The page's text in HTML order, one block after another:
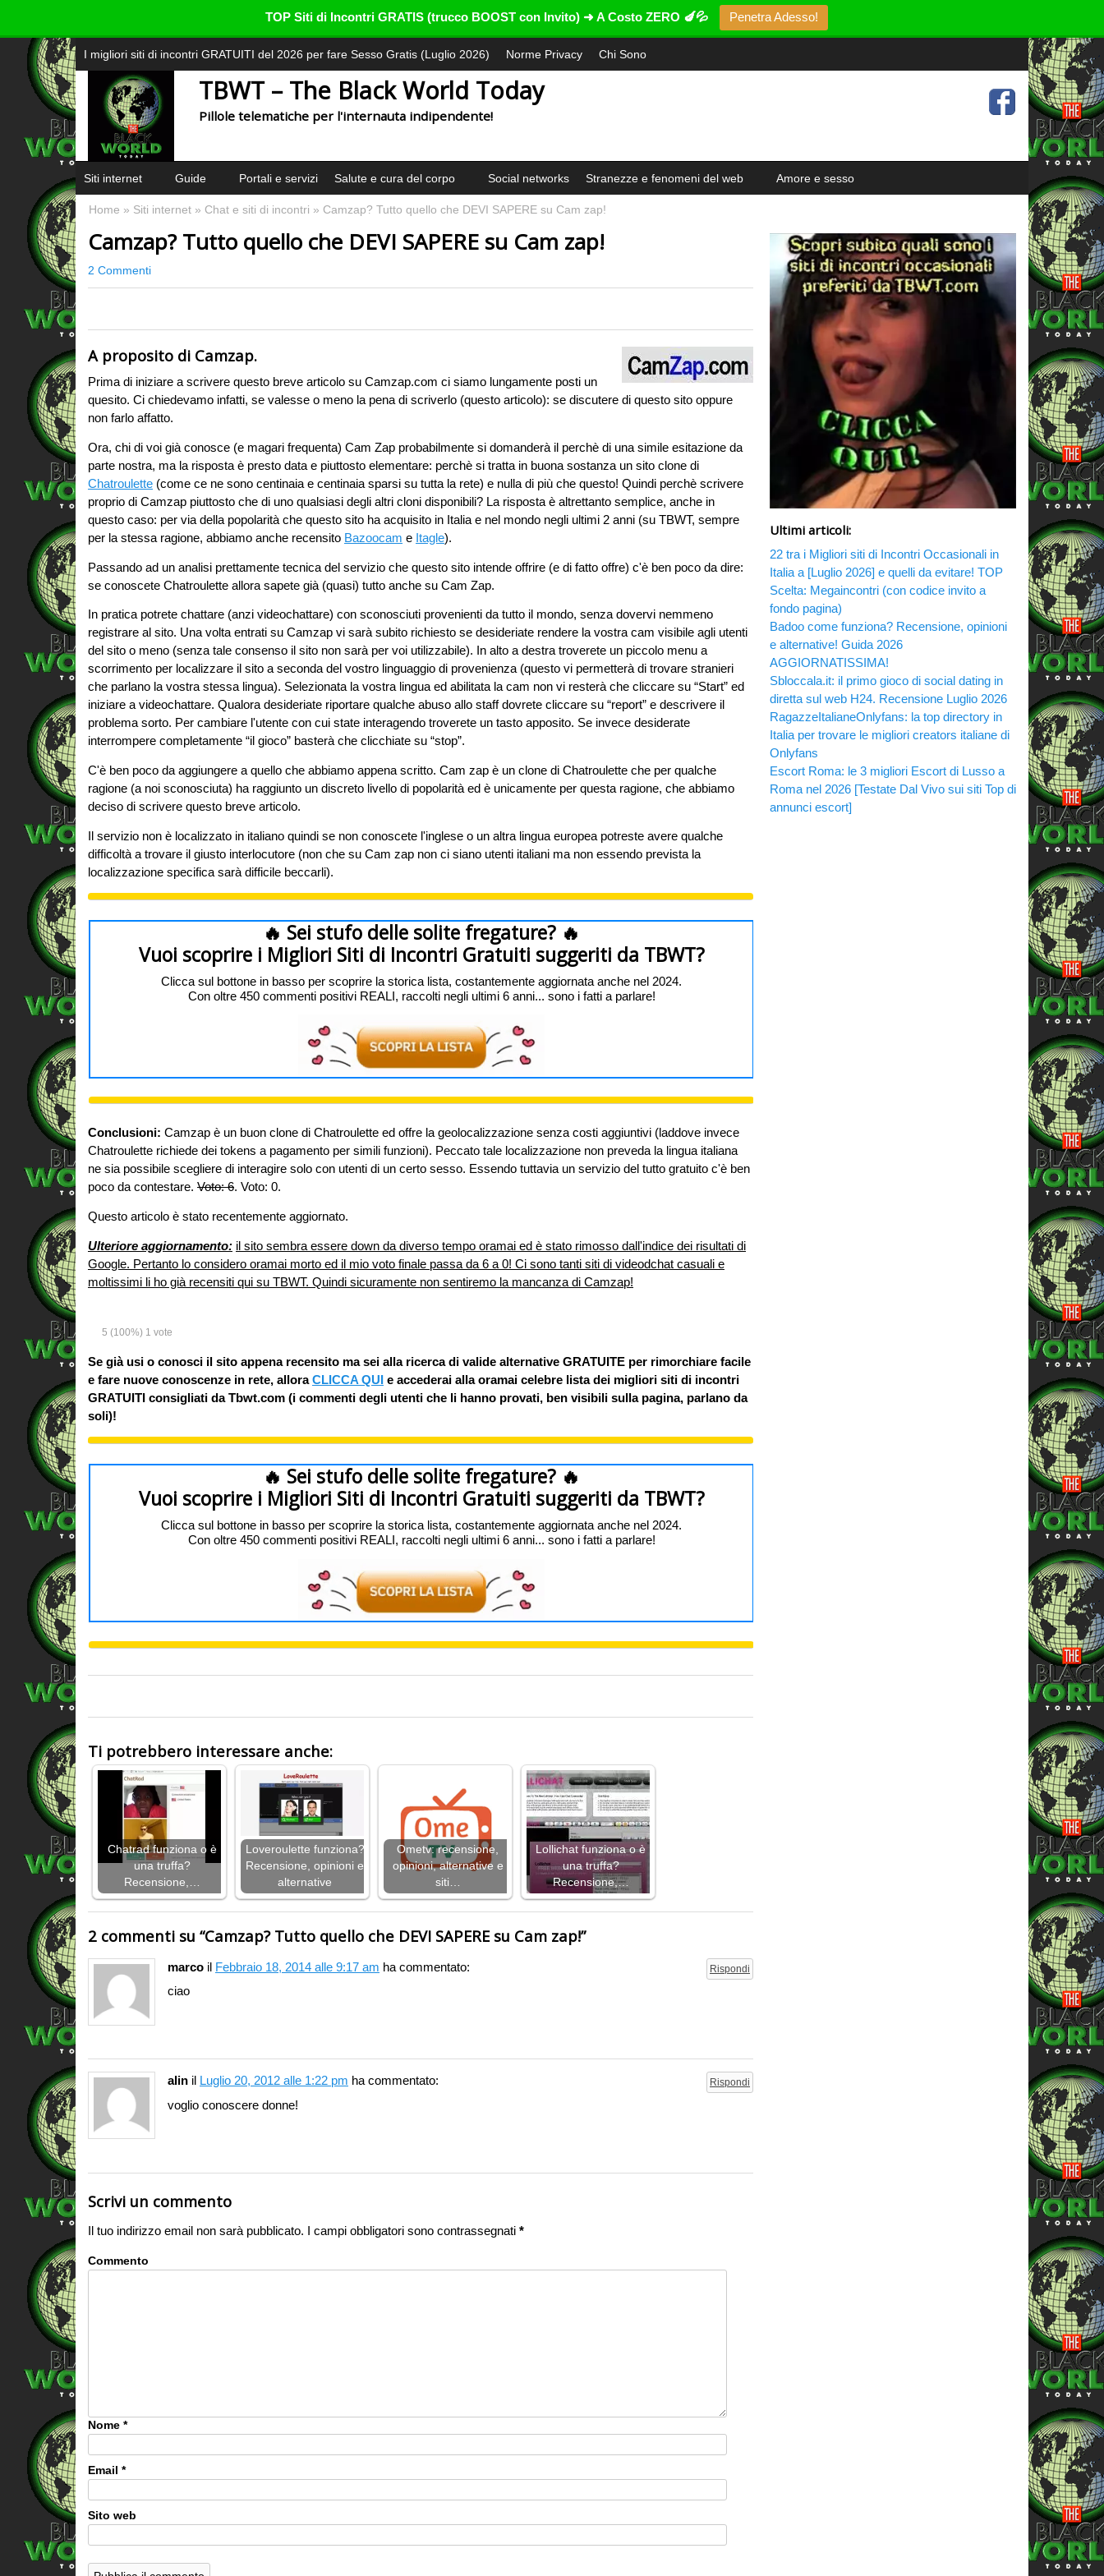
TOP Siti di Incontri GRATIS (trucco BOOST con Invito) ➜ A Costo ZERO 🍆💦 Penetra Adesso!
I migliori siti di incontri GRATUITI del 2026 per fare Sesso Gratis (Luglio 2026) Norme Privacy Chi Sono
TBWT – The Black World Today
Pillole telematiche per l'internauta indipendente!
Siti internet Guide Portali e servizi Salute e cura del corpo Social networks Stranezze e fenomeni del web Amore e sesso
Home » Siti internet » Chat e siti di incontri » Camzap? Tutto quello che DEVI SAPERE su Cam zap!
Camzap? Tutto quello che DEVI SAPERE su Cam zap!
2 Commenti
A proposito di Camzap.
Prima di iniziare a scrivere questo breve articolo su Camzap.com ci siamo lungamente posti un
quesito. Ci chiedevamo infatti, se valesse o meno la pena di scriverlo (questo articolo): se discutere di questo sito oppure
non farlo affatto.
Ora, chi di voi già conosce (e magari frequenta) Cam Zap probabilmente si domanderà il perchè di una simile esitazione da
parte nostra, ma la risposta è presto data e piuttosto elementare: perchè si tratta in buona sostanza un sito clone di
Chatroulette (come ce ne sono centinaia e centinaia sparsi su tutta la rete) e nulla di più che questo! Quindi perchè scrivere
proprio di Camzap piuttosto che di uno qualsiasi degli altri cloni disponibili? La risposta è altrettanto semplice, anche in
questo caso: per via della popolarità che questo sito ha acquisito in Italia e nel mondo negli ultimi 2 anni (su TBWT, sempre
per la stessa ragione, abbiamo anche recensito Bazoocam e Itagle).
Passando ad un analisi prettamente tecnica del servizio che questo sito intende offrire (e di fatto offre) c'è ben poco da dire:
se conoscete Chatroulette allora sapete già (quasi) tutto anche su Cam Zap.
In pratica potrete chattare (anzi videochattare) con sconosciuti provenienti da tutto il mondo, senza dovervi nemmeno
registrare al sito. Una volta entrati su Camzap vi sarà subito richiesto se desideriate rendere la vostra cam visibile agli utenti
del sito o meno (senza tale consenso il sito non sarà per voi utilizzabile). In alto a destra troverete un piccolo menu a
scorrimento per localizzare il sito a seconda del vostro linguaggio di provenienza (questo vi permetterà di trovare stranieri
che parlano la vostra stessa lingua). Selezionata la vostra lingua ed abilitata la cam non vi resterà che cliccare su “Start” ed
iniziare a videochattare. Qualora desideriate riportare qualche abuso allo staff dovrete cliccare su “report” e descrivere il
problema sorto. Per cambiare l'utente con cui state interagendo troverete un tasto apposito. Se invece desiderate
interrompere completamente “il gioco” basterà che clicchiate su “stop”.
C'è ben poco da aggiungere a quello che abbiamo appena scritto. Cam zap è un clone di Chatroulette che per qualche
ragione (a noi sconosciuta) ha raggiunto un discreto livello di popolarità ed è unicamente per questa ragione, che abbiamo
deciso di scrivere questo breve articolo.
Il servizio non è localizzato in italiano quindi se non conoscete l'inglese o un altra lingua europea potreste avere qualche
difficoltà a trovare il giusto interlocutore (non che su Cam zap non ci siano utenti italiani ma non essendo prevista la
localizzazione specifica sarà difficile beccarli).
🔥 Sei stufo delle solite fregature? 🔥
Vuoi scoprire i Migliori Siti di Incontri Gratuiti suggeriti da TBWT?
Clicca sul bottone in basso per scoprire la storica lista, costantemente aggiornata anche nel 2024.
Con oltre 450 commenti positivi REALI, raccolti negli ultimi 6 anni... sono i fatti a parlare!
Conclusioni: Camzap è un buon clone di Chatroulette ed offre la geolocalizzazione senza costi aggiuntivi (laddove invece
Chatroulette richiede dei tokens a pagamento per simili funzioni). Peccato tale localizzazione non preveda la lingua italiana
ne sia possibile scegliere di interagire solo con utenti di un certo sesso. Essendo tuttavia un servizio del tutto gratuito c'è ben
poco da contestare. Voto: 6. Voto: 0.
Questo articolo è stato recentemente aggiornato.
Ulteriore aggiornamento: il sito sembra essere down da diverso tempo oramai ed è stato rimosso dall'indice dei risultati di
Google. Pertanto lo considero oramai morto ed il mio voto finale passa da 6 a 0! Ci sono tanti siti di videodchat casuali e
moltissimi li ho già recensiti qui su TBWT. Quindi sicuramente non sentiremo la mancanza di Camzap!
5 (100%) 1 vote
Se già usi o conosci il sito appena recensito ma sei alla ricerca di valide alternative GRATUITE per rimorchiare facile
e fare nuove conoscenze in rete, alloraCLICCA QUI e accederai alla oramai celebre lista dei migliori siti di incontri
GRATUITI consigliati da Tbwt.com (i commenti degli utenti che li hanno provati, ben visibili sulla pagina, parlano da
soli)!
🔥 Sei stufo delle solite fregature? 🔥
Vuoi scoprire i Migliori Siti di Incontri Gratuiti suggeriti da TBWT?
Clicca sul bottone in basso per scoprire la storica lista, costantemente aggiornata anche nel 2024.
Con oltre 450 commenti positivi REALI, raccolti negli ultimi 6 anni... sono i fatti a parlare!
Ti potrebbero interessare anche:
Chatrad funziona o è
una truffa?
Recensione,…
Loveroulette funziona?
Recensione, opinioni e
alternative
Ometv: recensione,
opinioni, alternative e
siti…
Lollichat funziona o è
una truffa?
Recensione,…
2 commenti su “Camzap? Tutto quello che DEVI SAPERE su Cam zap!”
Rispondi
marco il Febbraio 18, 2014 alle 9:17 am ha commentato:
ciao
Rispondi
alin il Luglio 20, 2012 alle 1:22 pm ha commentato:
voglio conoscere donne!
Scrivi un commento
Il tuo indirizzo email non sarà pubblicato. I campi obbligatori sono contrassegnati *
Commento
Nome *
Email *
Sito web
Ultimi articoli:
22 tra i Migliori siti di Incontri Occasionali in
Italia a [Luglio 2026] e quelli da evitare! TOP
Scelta: Megaincontri (con codice invito a
fondo pagina)
Badoo come funziona? Recensione, opinioni
e alternative! Guida 2026
AGGIORNATISSIMA!
Sbloccala.it: il primo gioco di social dating in
diretta sul web H24. Recensione Luglio 2026
RagazzeItalianeOnlyfans: la top directory in
Italia per trovare le migliori creators italiane di
Onlyfans
Escort Roma: le 3 migliori Escort di Lusso a
Roma nel 2026 [Testate Dal Vivo sui siti Top di
annunci escort]